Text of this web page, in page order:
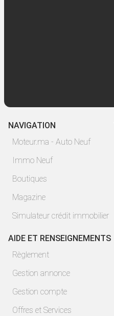
NAVIGATION
Moteur.ma - Auto Neuf
Immo Neuf
Boutiques
Magazine
Simulateur crédit immobilier
AIDE ET RENSEIGNEMENTS
Règlement
Gestion annonce
Gestion compte
Offres et Services